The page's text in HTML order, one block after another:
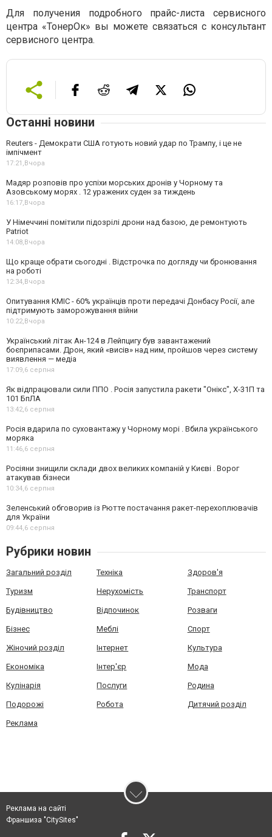
Для получения подробного прайс-листа сервисного
центра «ТонерОк» вы можете связаться с консультант
сервисного центра.
Останні новини
Reuters - Демократи США готують новий удар по Трампу, і це не
імпічмент
17:21,Вчора
Мадяр розповів про успіхи морських дронів у Чорному та
Азовському морях . 12 уражених суден за тиждень
16:17,Вчора
У Німеччині помітили підозрілі дрони над базою, де ремонтують
Patriot
14:08,Вчора
Що краще обрати сьогодні . Відстрочка по догляду чи бронювання
на роботі
12:34,Вчора
Опитування КМІС - 60% українців проти передачі Донбасу Росії, але
підтримують заморожування війни
10:22,Вчора
Український літак Ан-124 в Лейпцигу був завантажений
боєприпасами. Дрон, який «висів» над ним, пройшов через систему
виявлення — медіа
17:09,6 серпня
Як відпрацювали сили ППО . Росія запустила ракети "Онікс", Х-31П та
101 БпЛА
13:42,6 серпня
Росія вдарила по суховантажу у Чорному морі . Вбила українського
моряка
11:46,6 серпня
Росіяни знищили склади двох великих компаній у Києві . Ворог
атакував бізнеси
10:34,6 серпня
Зеленський обговорив із Рютте постачання ракет-перехоплювачів
для України
09:44,6 серпня
Рубрики новин
Загальний розділ Техніка Здоров'я
Туризм Нерухомість Транспорт
Будівництво Відпочинок Розваги
Бізнес Меблі Спорт
Жіночий розділ Інтернет Культура
Економіка Інтер'єр Мода
Кулінарія Послуги Родина
Подорожі Робота Дитячий розділ
Реклама
Реклама на сайті
Франшиза "CitySites"